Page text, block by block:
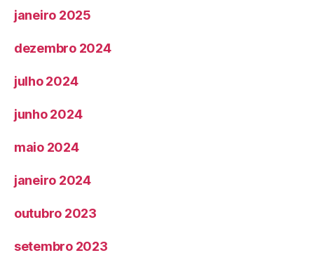
janeiro 2025
dezembro 2024
julho 2024
junho 2024
maio 2024
janeiro 2024
outubro 2023
setembro 2023